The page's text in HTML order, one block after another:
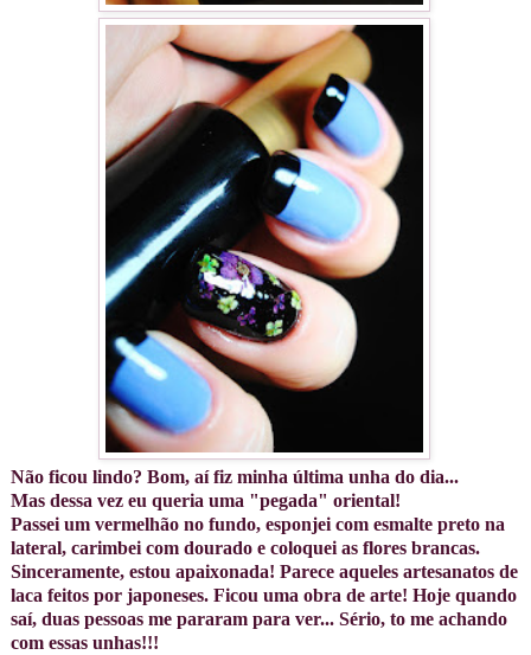
Não ficou lindo? Bom, aí fiz minha última unha do dia...
Mas dessa vez eu queria uma "pegada" oriental!
Passei um vermelhão no fundo, esponjei com esmalte preto na
lateral, carimbei com dourado e coloquei as flores brancas.
Sinceramente, estou apaixonada! Parece aqueles artesanatos de
laca feitos por japoneses. Ficou uma obra de arte! Hoje quando
saí, duas pessoas me pararam para ver... Sério, to me achando
com essas unhas!!!